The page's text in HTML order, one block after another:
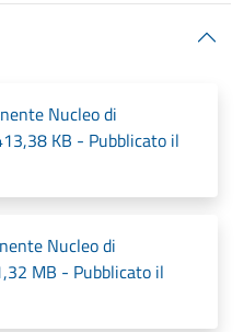
Nucleo di
KB - Pubblicato il
Nucleo di
MB - Pubblicato il